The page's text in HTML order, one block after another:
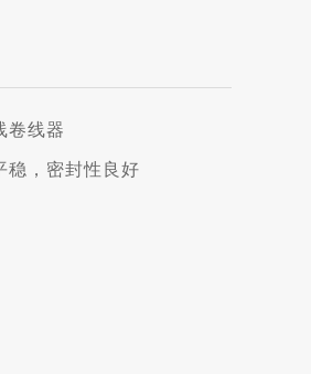
卷线器
稳，密封性良好